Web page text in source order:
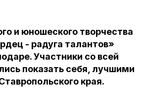
и юношеского творчества
- радуга талантов»
Участники со всей
показать себя, лучшими
края.